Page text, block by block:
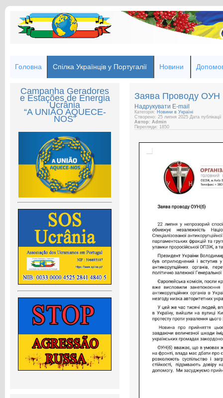
Головна Спілка Українців у Португалії Новини
Campanha Geradores
e Estações de Energia
Ucrânia
“A UNIÃO AQUECE-
NOS”
Заява Проводу ОУН
Надрукувати E-mail
Категорія: Новини в Україні
Створено: 25 липня 2025 Дата публікації
Автор: Admin
Перегляди: 1850